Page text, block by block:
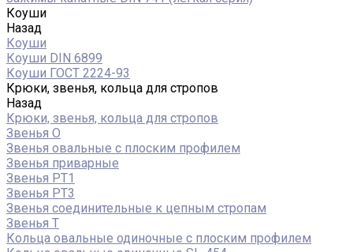
Коуши
Назад
Коуши
Коуши DIN 6899
Коуши ГОСТ 2224-93
Крюки, звенья, кольца для стропов
Назад
Крюки, звенья, кольца для стропов
Звенья О
Звенья овальные с плоским профилем
Звенья приварные
Звенья РТ1
Звенья РТ3
Звенья соединительные к цепным стропам
Звенья Т
Кольца овальные одиночные c плоским профилем